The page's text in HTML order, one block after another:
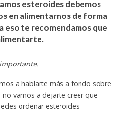
esteroides debemos
en alimentarnos de forma
eso te recomendamos que
a hablarte más a fondo sobre
no vamos a dejarte creer que
ordenar esteroides